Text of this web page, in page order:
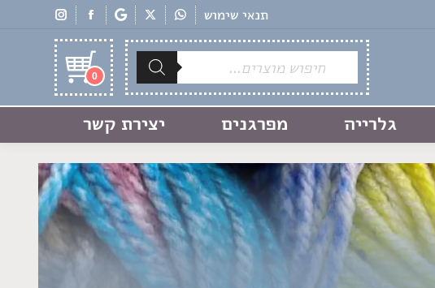
תנאי שימוש
Products
search
0
גלרייה מפרגנים יצירת קשר